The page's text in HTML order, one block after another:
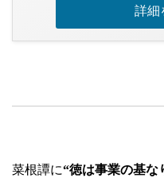
詳細
菜根譚に“徳は事業の基な